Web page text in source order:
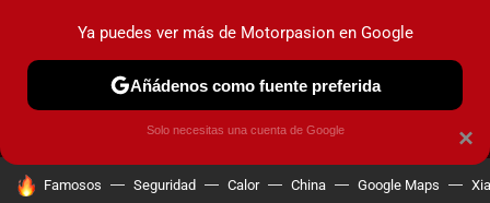
MENÚ NUEVO
COCHES ELÉCTRICOS OBSERVATORIO
HOY SE HABLA DE
Famosos Seguridad Calor China Google Maps
×
Ya puedes ver más de Motorpasion en Google
Añádenos como fuente preferida
Solo necesitas una cuenta de Google